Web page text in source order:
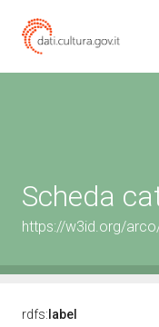
Scheda
https://w3id.org/
rdfs: label